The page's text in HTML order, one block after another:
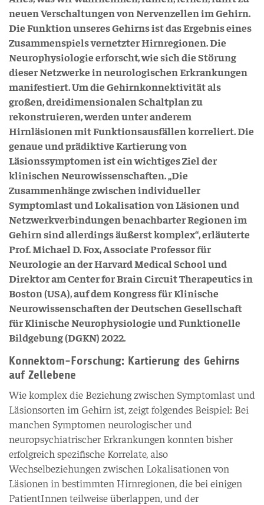
neuen Verschaltungen von Nervenzellen im Gehirn.
Die Funktion unseres Gehirns ist das Ergebnis eines
Zusammenspiels vernetzter Hirnregionen. Die
Neurophysiologie erforscht, wie sich die Störung
dieser Netzwerke in neurologischen Erkrankungen
manifestiert. Um die Gehirnkonnektivität als
großen, dreidimensionalen Schaltplan zu
rekonstruieren, werden unter anderem
Hirnläsionen mit Funktionsausfällen korreliert. Die
genaue und prädiktive Kartierung von
Läsionssymptomen ist ein wichtiges Ziel der
klinischen Neurowissenschaften. „Die
Zusammenhänge zwischen individueller
Symptomlast und Lokalisation von Läsionen und
Netzwerkverbindungen benachbarter Regionen im
Gehirn sind allerdings äußerst komplex“, erläuterte
Prof. Michael D. Fox, Associate Professor für
Neurologie an der Harvard Medical School und
Direktor am Center for Brain Circuit Therapeutics in
Boston (USA), auf dem Kongress für Klinische
Neurowissenschaften der Deutschen Gesellschaft
für Klinische Neurophysiologie und Funktionelle
Bildgebung (DGKN) 2022.
Konnektom-Forschung: Kartierung des Gehirns
auf Zellebene
Wie komplex die Beziehung zwischen Symptomlast und
Läsionsorten im Gehirn ist, zeigt folgendes Beispiel: Bei
manchen Symptomen neurologischer und
neuropsychiatrischer Erkrankungen konnten bisher
erfolgreich spezifische Korrelate, also
Wechselbeziehungen zwischen Lokalisationen von
Läsionen in bestimmten Hirnregionen, die bei einigen
PatientInnen teilweise überlappen, und der